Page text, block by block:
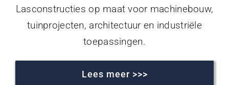
Lasconstructies op maat voor machinebouw,
tuinprojecten, architectuur en industriële
toepassingen.
Lees meer >>>